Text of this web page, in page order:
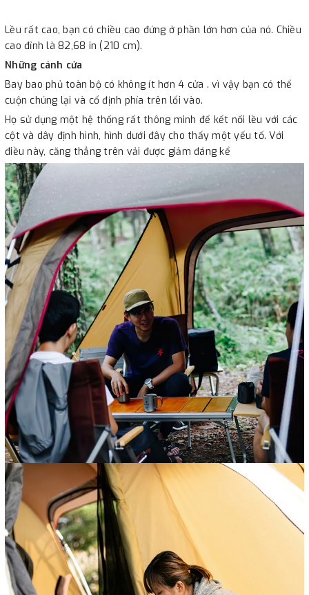
Lều rất cao, bạn có chiều cao đứng ở phần lớn hơn của nó. Chiều
cao đỉnh là 82,68 in (210 cm).
Những cánh cửa
Bay bao phủ toàn bộ có không ít hơn 4 cửa . vì vậy bạn có thể
cuộn chúng lại và cố định phía trên lối vào.
Họ sử dụng một hệ thống rất thông minh để kết nối lều với các
cột và dây định hình, hình dưới đây cho thấy một yếu tố. Với
điều này, căng thẳng trên vải được giảm đáng kể